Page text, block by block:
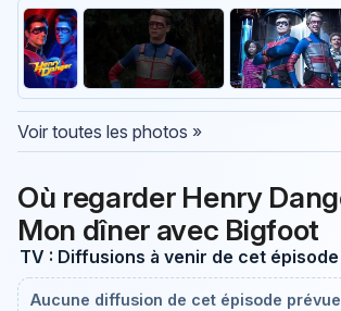
Voir toutes les photos »
Où regarder Henry
Mon dîner avec Bigfoot
TV : Diffusions à venir de cet épisode
Aucune diffusion de cet épisode